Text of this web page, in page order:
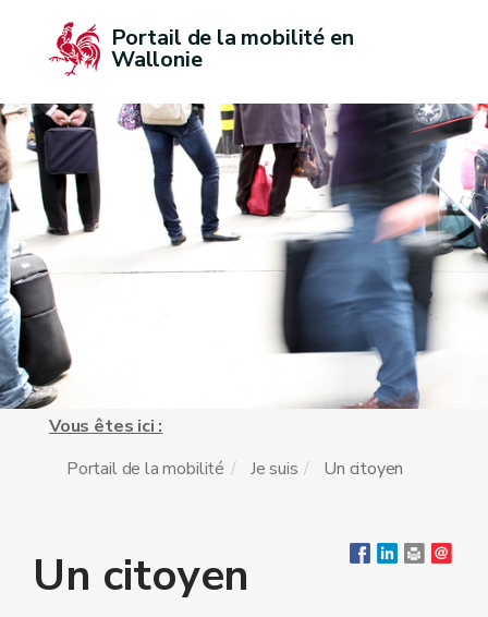
Portail de la mobilité en
Wallonie
Vous êtes ici :
Portail de la mobilité
Je suis Un citoyen
Un citoyen